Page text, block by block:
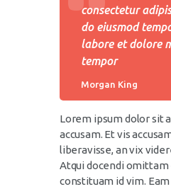
consectetur
do eiusmod
labore et dolore
tempor
Morgan King
Lorem ipsum dolor sit
accusam. Et vis
liberavisse, an vix
Atqui docendi omittam
constituam id vim.